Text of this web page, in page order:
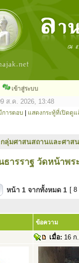
เข้าสู่ระบบ
ส.ค. 2026, 13:48
การตอบ แสดงกระทู้ที่เปิดดูแ
กลุ่มศาสนสถานและศาส
ธารราฐ วัดหน้าพ
หน้า 1 จากทั้งหมด 1 [
ข้อความ
เมื่อ: 16 ก